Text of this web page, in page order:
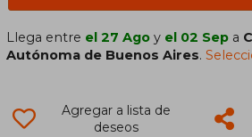
Llega entre el 27 Ago y el 02 Sep a
Autónoma de Buenos Aires.
Agregar a lista de
deseos